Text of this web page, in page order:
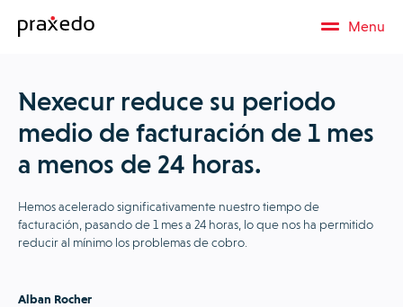
Menu
Nexecur reduce su periodo
medio de facturación de 1 mes
a menos de 24 horas.
Hemos acelerado significativamente nuestro tiempo de
facturación, pasando de 1 mes a 24 horas, lo que nos ha permitido
reducir al mínimo los problemas de cobro.
Alban Rocher